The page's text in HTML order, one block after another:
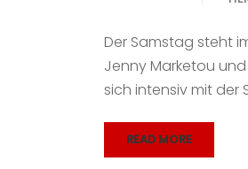
Der Samstag steht
Jenny Marketou
sich intensiv mit
READ MORE